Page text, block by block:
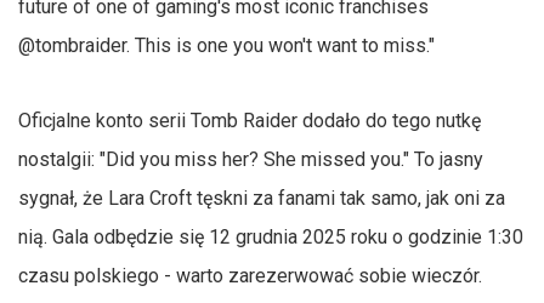
future of one of gaming's most iconic franchises
@tombraider. This is one you won't want to miss."
Oficjalne konto serii Tomb Raider dodało do tego nutkę
nostalgii: "Did you miss her? She missed you." To jasny
sygnał, że Lara Croft tęskni za fanami tak samo, jak oni za
nią. Gala odbędzie się 12 grudnia 2025 roku o godzinie 1:30
czasu polskiego - warto zarezerwować sobie wieczór.